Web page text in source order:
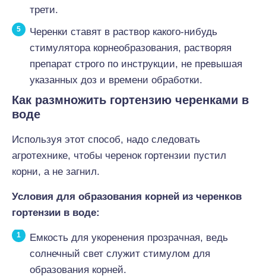
трети.
Черенки ставят в раствор какого-нибудь
стимулятора корнеобразования, растворяя
препарат строго по инструкции, не превышая
указанных доз и времени обработки.
Как размножить гортензию черенками в
воде
Используя этот способ, надо следовать
агротехнике, чтобы черенок гортензии пустил
корни, а не загнил.
Условия для образования корней из черенков
гортензии в воде:
Емкость для укоренения прозрачная, ведь
солнечный свет служит стимулом для
образования корней.